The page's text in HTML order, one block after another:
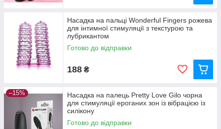
Насадка на пальці Wonderful Fingers рожева
для інтимної стимуляції з текстурою та
лубрикантом
Готово до відправки
188 ₴
–15%
Насадка на палець Pretty Love Gilo чорна
для стимуляції ероганих зон із вібрацією із
силікону
Готово до відправки